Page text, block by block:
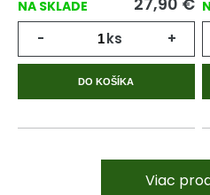
NA SKLADE
- ks +
DO KOŠÍKA
Viac